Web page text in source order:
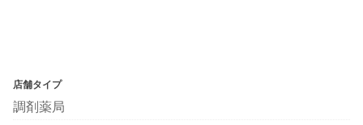
店舗タイプ
調剤薬局